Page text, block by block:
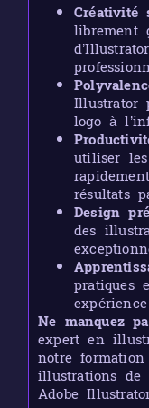
Créativité
librement
Illustrator
logo à
utiliser
résultats
Design
des
pratiques
Ne manquez
expert en
notre
illustrations de
Adobe